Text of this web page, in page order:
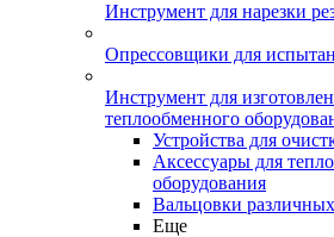
Инструмент для нарезки
Опрессовщики для
Инструмент для
теплообменного
Устройства для
Аксессуары для
оборудования
Вальцовки
Еще